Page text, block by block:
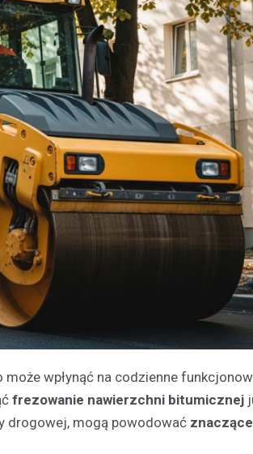
wpłynąć na codzienne
frezowanie nawierzchni bitumicznej
drogowej, mogą powodować znaczące